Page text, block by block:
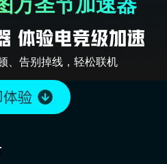
、告别掉线，轻松联机